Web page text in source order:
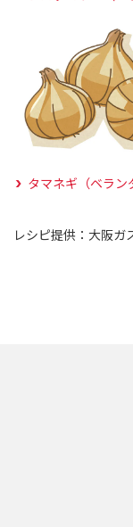
タマネギ（ベラン
レシピ提供：大阪ガ